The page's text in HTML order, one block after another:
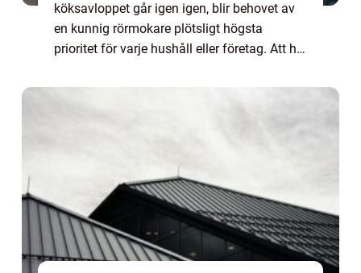
köksavloppet går igen igen, blir behovet av
en kunnig rörmokare plötsligt högsta
prioritet för varje hushåll eller företag. Att ha